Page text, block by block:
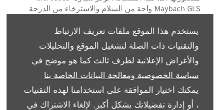
يستخدم هذا الموقع ملفات تعريف الارتباط
والتقنيات ذات الصلة لتشغيل الموقع والتحليلات
والأغراض الإعلانية لطرف ثالث كما هو موضح في
سياسة الخصوصية ومعالجة البيانات الخاصة بنا
يمكنك اختيار الموافقة على استخدامنا لهذه التقنيات
، أو إدارة تفضيلاتك بشكل أكبر. لإلغاء الاشتراك في
Maybach GLS واحة من السلام والاسترخاء من الدرجة
اعرف المزيد